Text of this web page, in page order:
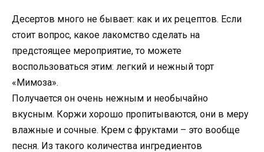
Десертов много не бывает: как и их рецептов. Если
стоит вопрос, какое лакомство сделать на
предстоящее мероприятие, то можете
воспользоваться этим: легкий и нежный торт
«Мимоза».
Получается он очень нежным и необычайно
вкусным. Коржи хорошо пропитываются, они в меру
влажные и сочные. Крем с фруктами – это вообще
песня. Из такого количества ингредиентов